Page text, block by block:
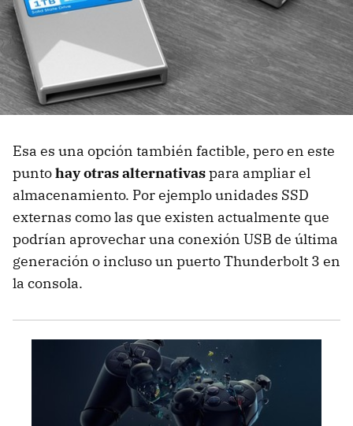
Esa es una opción también factible, pero en este
puntohay otras alternativaspara ampliar el
almacenamiento. Por ejemplo unidades SSD
externas como las que existen actualmente que
podrían aprovechar una conexión USB de última
generación o incluso un puerto Thunderbolt 3 en
la consola.